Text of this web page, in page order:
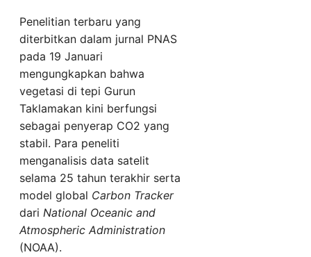
Penelitian terbaru yang
diterbitkan dalam jurnal PNAS
pada 19 Januari
mengungkapkan bahwa
vegetasi di tepi Gurun
Taklamakan kini berfungsi
sebagai penyerap CO2 yang
stabil. Para peneliti
menganalisis data satelit
selama 25 tahun terakhir serta
model global Carbon Tracker
dari National Oceanic and
Atmospheric Administration
(NOAA).